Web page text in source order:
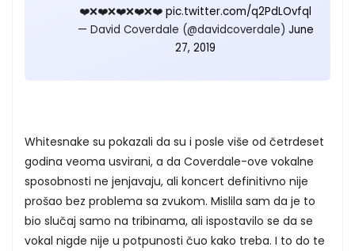
❤️❌❤️❌❤️❌❤️❌❤️ pic.twitter.com/q2PdLOvfql
— David Coverdale (@davidcoverdale) June
27, 2019
Whitesnake su pokazali da su i posle više od četrdeset
godina veoma usvirani, a da Coverdale-ove vokalne
sposobnosti ne jenjavaju, ali koncert definitivno nije
prošao bez problema sa zvukom. Mislila sam da je to
bio slučaj samo na tribinama, ali ispostavilo se da se
vokal nigde nije u potpunosti čuo kako treba. I to do te